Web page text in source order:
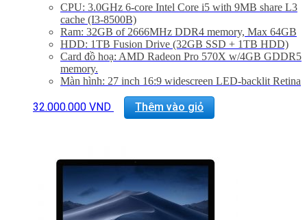
CPU: 3.0GHz 6-core Intel Core i5 with 9MB share L3
cache (I3-8500B)
Ram: 32GB of 2666MHz DDR4 memory, Max 64GB
HDD: 1TB Fusion Drive (32GB SSD + 1TB HDD)
Card đồ hoạ: AMD Radeon Pro 570X w/4GB GDDR5
memory.
Màn hình: 27 inch 16:9 widescreen LED-backlit Retina
Kết nối: 1 SDXC SD Card, 4 USB 3.0, 2 Thunderbolt
3, GigaEthernet (LAN)
Hổ trợ kỹ thuật, cài đặt phần mềm và vệ sinh máy suốt
32.000.000 VND Thêm vào giỏ